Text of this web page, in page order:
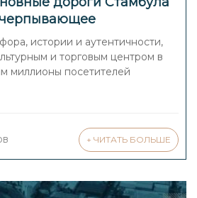
передвижению по
истории и аутентичности,
и торговым центром в
миллионы посетителей
+ ЧИТАТЬ БОЛЬШЕ